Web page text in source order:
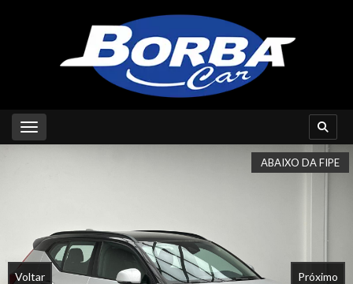
Toggle navigation
ABAIXO DA FIPE
Voltar Próximo